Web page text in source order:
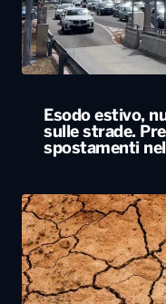
Esodo estivo,
sulle strade.
spostamenti